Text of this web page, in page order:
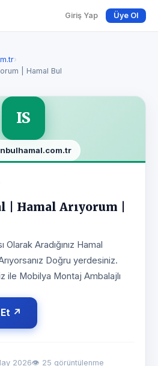
Giriş Yap Üye Ol
›
| Hamal Bul
IS
Hamal Arıyorum |
Aradığınız Hamal
Doğru yerdesiniz.
ile Mobilya Montaj Ambalajlı
↗
2026👁 25 görüntülenme